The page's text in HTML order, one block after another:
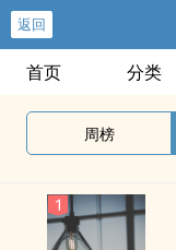
返回
首页 分类
周榜